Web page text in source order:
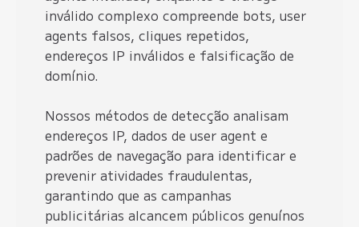
inválido complexo compreende bots, user
agents falsos, cliques repetidos,
endereços IP inválidos e falsificação de
domínio.
Nossos métodos de detecção analisam
endereços IP, dados de user agent e
padrões de navegação para identificar e
prevenir atividades fraudulentas,
garantindo que as campanhas
publicitárias alcancem públicos genuínos